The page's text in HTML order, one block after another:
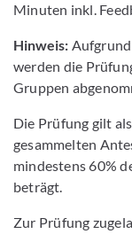
Minuten inkl.
Hinweis:
werden die
Gruppen
Die Prüfung gilt
gesammelten
mindestens 60%
beträgt.
Zur Prüfung